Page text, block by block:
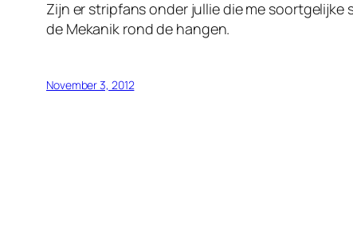
Zijn er stripfans onder jullie die me soortgelijke
de Mekanik rond de hangen.
November 3, 2012